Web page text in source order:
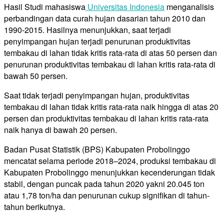
Hasil Studi mahasiswa Universitas Indonesia menganalisis
perbandingan data curah hujan dasarian tahun 2010 dan
1990-2015. Hasilnya menunjukkan, saat terjadi
penyimpangan hujan terjadi penurunan produktivitas
tembakau di lahan tidak kritis rata-rata di atas 50 persen dan
penurunan produktivitas tembakau di lahan kritis rata-rata di
bawah 50 persen.
Saat tidak terjadi penyimpangan hujan, produktivitas
tembakau di lahan tidak kritis rata-rata naik hingga di atas 20
persen dan produktivitas tembakau di lahan kritis rata-rata
naik hanya di bawah 20 persen.
Badan Pusat Statistik (BPS) Kabupaten Probolinggo
mencatat selama periode 2018–2024, produksi tembakau di
Kabupaten Probolinggo menunjukkan kecenderungan tidak
stabil, dengan puncak pada tahun 2020 yakni 20.045 ton
atau 1,78 ton/ha dan penurunan cukup signifikan di tahun-
tahun berikutnya.